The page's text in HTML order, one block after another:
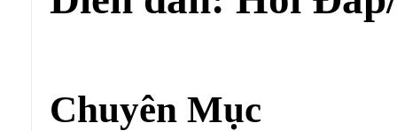
Chuyên Mục